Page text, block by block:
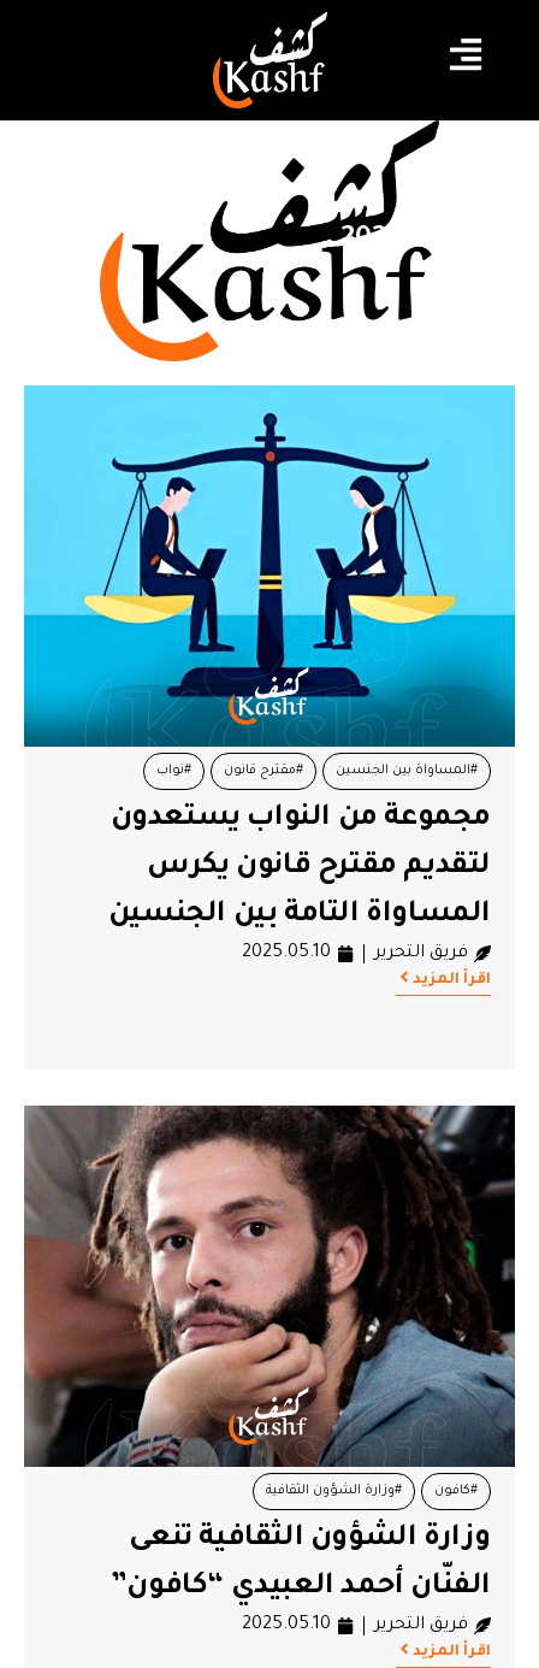
#المساواة بين الجنسين #مقترح قانون #نواب
مجموعة من النواب يستعدون
لتقديم مقترح قانون يكرس
المساواة التامة بين الجنسين
فريق التحرير 2025.05.10
اقرأ المزيد
#كافون #وزارة الشؤون الثقافية
وزارة الشؤون الثقافية تنعى
الفنّان أحمد العبيدي “كافون”
فريق التحرير 2025.05.10
اقرأ المزيد